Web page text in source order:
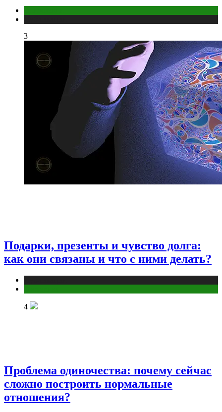
3
Подарки, презенты и чувство долга:
как они связаны и что с ними делать?
4
Проблема одиночества: почему сейчас
сложно построить нормальные
отношения?